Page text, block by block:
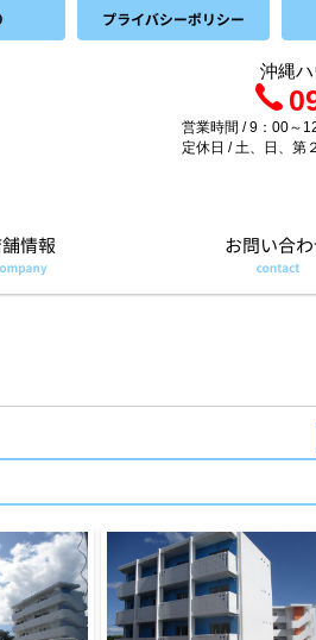
沖縄ハ
営業時間 / 9：00～
定休日 / 土、日、第